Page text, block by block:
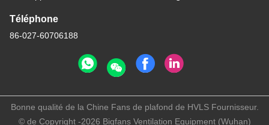
Téléphone
86-027-60706188
Bonne qualité de la Chine Fans de plafond de HVLS Fournisseur.
© de Copyright -2026 Bigfans Ventilation Equipment (Wuhan)